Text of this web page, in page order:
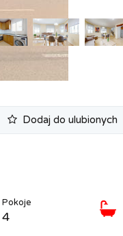
Dodaj do ulubionych
Pokoje
4